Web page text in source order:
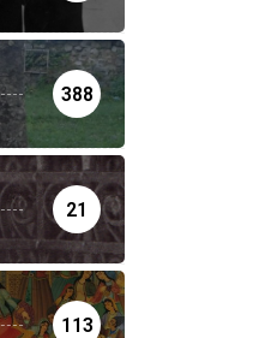
388
21
113